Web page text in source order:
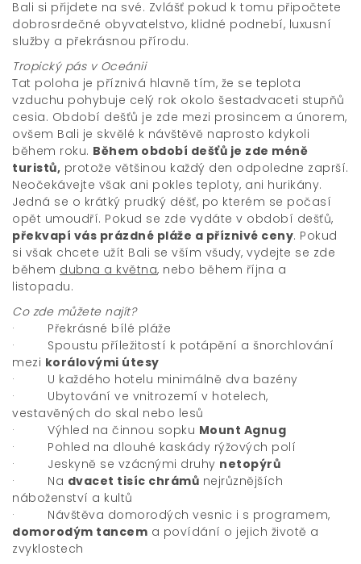
Bali si přijdete na své. Zvlášť pokud k tomu připočtete
dobrosrdečné obyvatelstvo, klidné podnebí, luxusní
služby a překrásnou přírodu.
Tropický pás v Oceánii
Tat poloha je příznivá hlavně tím, že se teplota
vzduchu pohybuje celý rok okolo šestadvaceti stupňů
cesia. Období dešťů je zde mezi prosincem a únorem,
ovšem Bali je skvělé k návštěvě naprosto kdykoli
během roku. Během období dešťů je zde méně
turistů, protože většinou každý den odpoledne zaprší.
Neočekávejte však ani pokles teploty, ani hurikány.
Jedná se o krátký prudký déšť, po kterém se počasí
opět umoudří. Pokud se zde vydáte v období dešťů,
překvapí vás prázdné pláže a příznivé ceny. Pokud
si však chcete užít Bali se vším všudy, vydejte se zde
během dubna a května, nebo během října a
listopadu.
Co zde můžete najít?
· Překrásné bílé pláže
· Spoustu příležitostí k potápění a šnorchlování
mezi korálovými útesy
· U každého hotelu minimálně dva bazény
· Ubytování ve vnitrozemí v hotelech,
vestavěných do skal nebo lesů
· Výhled na činnou sopku Mount Agnug
· Pohled na dlouhé kaskády rýžových polí
· Jeskyně se vzácnými druhy netopýrů
· Na dvacet tisíc chrámů nejrůznějších
náboženství a kultů
· Návštěva domorodých vesnic i s programem,
domorodým tancem a povídání o jejich životě a
zvyklostech